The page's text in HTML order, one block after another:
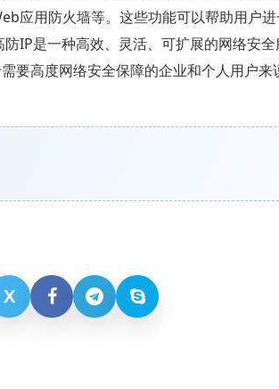
应用防火墙等。这些功能可以帮助用户
IP是一种高效、灵活、可扩展的网络安
要高度网络安全保障的企业和个人用户来
X